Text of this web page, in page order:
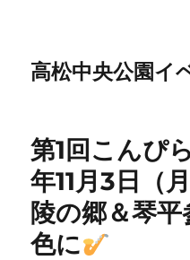
高松中央公園イ
第1回こんぴ
年11月3日（
陵の郷＆琴
色に